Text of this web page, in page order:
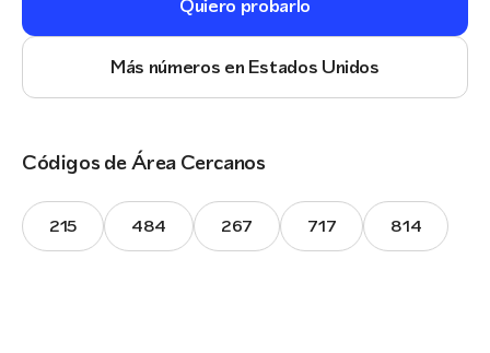
Quiero probarlo
Más números en Estados Unidos
Códigos de Área Cercanos
215 484 267 717 814